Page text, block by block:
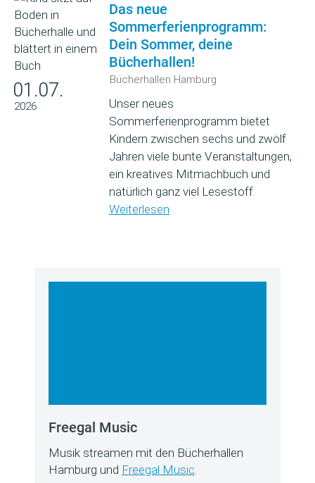
01.07.
2026
Das neue
Sommerferienprogramm:
Dein Sommer, deine
Bücherhallen!
Bücherhallen Hamburg
Unser neues
Sommerferienprogramm bietet
Kindern zwischen sechs und zwölf
Jahren viele bunte Veranstaltungen,
ein kreatives Mitmachbuch und
natürlich ganz viel Lesestoff.
Weiterlesen
Freegal Music
Musik streamen mit den Bücherhallen
Hamburg und Freegal Music